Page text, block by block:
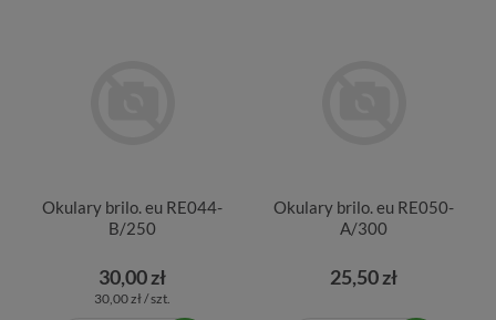
Okulary brilo. eu RE044-
B/250
30,00 zł
30,00 zł / szt.
Okulary brilo. eu RE050-
A/300
25,50 zł